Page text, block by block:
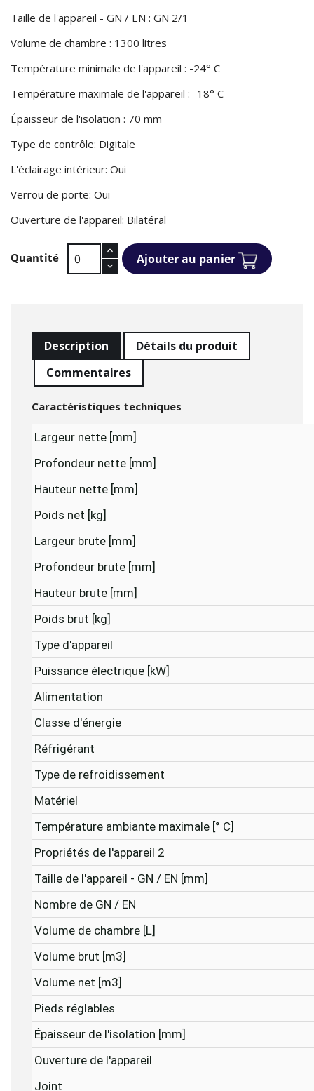
Taille de l'appareil - GN / EN : GN 2/1
Volume de chambre : 1300 litres
Température minimale de l'appareil : -24° C
Température maximale de l'appareil : -18° C
Épaisseur de l'isolation : 70 mm
Type de contrôle: Digitale
L'éclairage intérieur: Oui
Verrou de porte: Oui
Ouverture de l'appareil: Bilatéral
Quantité Ajouter au panier
Description
Détails du produit
Commentaires
Caractéristiques techniques
Largeur nette [mm]
Profondeur nette [mm]
Hauteur nette [mm]
Poids net [kg]
Largeur brute [mm]
Profondeur brute [mm]
Hauteur brute [mm]
Poids brut [kg]
Type d'appareil
Puissance électrique [kW]
Alimentation
Classe d'énergie
Réfrigérant
Type de refroidissement
Matériel
Température ambiante maximale [° C]
Propriétés de l'appareil 2
Taille de l'appareil - GN / EN [mm]
Nombre de GN / EN
Volume de chambre [L]
Volume brut [m3]
Volume net [m3]
Pieds réglables
Épaisseur de l'isolation [mm]
Ouverture de l'appareil
Joint